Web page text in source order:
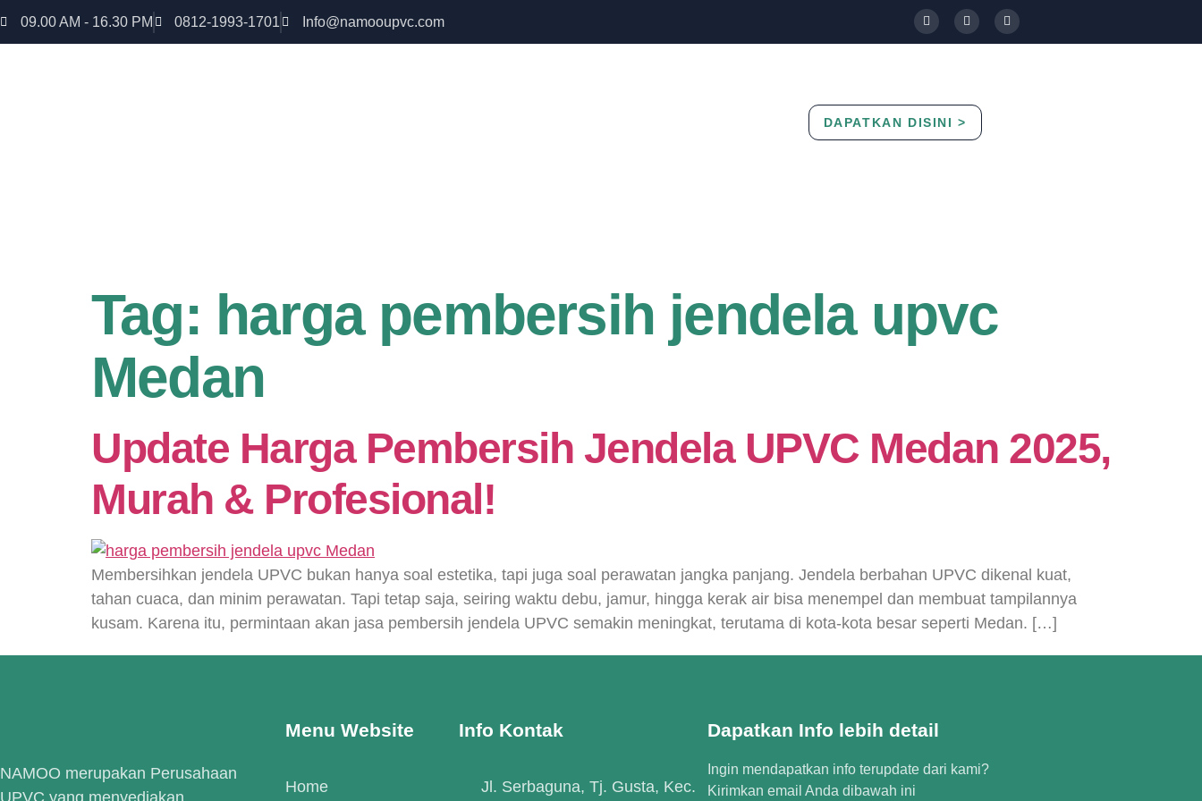
09.00 AM - 16.30 PM 0812-1993-1701 Info@namooupvc.com
DAPATKAN DISINI >
Tag: harga pembersih jendela upvc
Medan
Update Harga Pembersih Jendela UPVC Medan 2025,
Murah & Profesional!
Membersihkan jendela UPVC bukan hanya soal estetika, tapi juga soal perawatan jangka panjang. Jendela berbahan UPVC dikenal kuat,
tahan cuaca, dan minim perawatan. Tapi tetap saja, seiring waktu debu, jamur, hingga kerak air bisa menempel dan membuat tampilannya
kusam. Karena itu, permintaan akan jasa pembersih jendela UPVC semakin meningkat, terutama di kota-kota besar seperti Medan. […]
NAMOO merupakan Perusahaan
UPVC yang menyediakan
Menu Website
Home
Info Kontak
Jl. Serbaguna, Tj. Gusta, Kec.
Dapatkan Info lebih detail
Ingin mendapatkan info terupdate dari kami?
Kirimkan email Anda dibawah ini